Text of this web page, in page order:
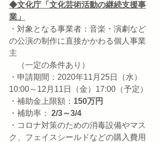
◆文化庁「文化芸術活動の継続支援事
業」
・対象となる事業者：音楽・演劇など
の公演の制作に直接かかわる個人事業
主
（一定の条件あり）
・申請期間：2020年11月25日（水）
10:00～12月11日（金）17:00（予定）
・補助金上限額： 150万円
・補助率：
2/3～3/4
・コロナ対策のための消毒設備やマス
ク、フェイスシールドなどの購入費用